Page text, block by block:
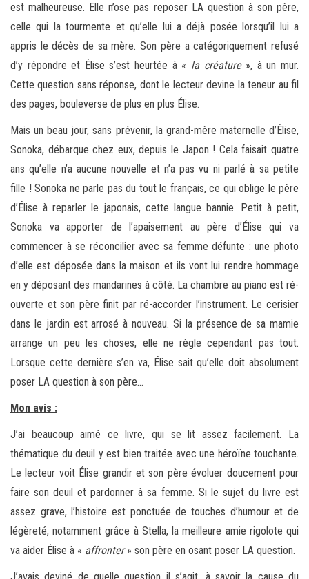
est malheureuse. Elle n’ose pas reposer LA question à son père,
celle qui la tourmente et qu’elle lui a déjà posée lorsqu’il lui a
appris le décès de sa mère. Son père a catégoriquement refusé
d’y répondre et Élise s’est heurtée à « la créature», à un mur.
Cette question sans réponse, dont le lecteur devine la teneur au fil
des pages, bouleverse de plus en plus Élise.
Mais un beau jour, sans prévenir, la grand-mère maternelle d’Élise,
Sonoka, débarque chez eux, depuis le Japon ! Cela faisait quatre
ans qu’elle n’a aucune nouvelle et n’a pas vu ni parlé à sa petite
fille ! Sonoka ne parle pas du tout le français, ce qui oblige le père
d’Élise à reparler le japonais, cette langue bannie. Petit à petit,
Sonoka va apporter de l’apaisement au père d’Élise qui va
commencer à se réconcilier avec sa femme défunte : une photo
d’elle est déposée dans la maison et ils vont lui rendre hommage
en y déposant des mandarines à côté. La chambre au piano est ré-
ouverte et son père finit par ré-accorder l’instrument. Le cerisier
dans le jardin est arrosé à nouveau. Si la présence de sa mamie
arrange un peu les choses, elle ne règle cependant pas tout.
Lorsque cette dernière s’en va, Élise sait qu’elle doit absolument
poser LA question à son père…
Mon avis :
J’ai beaucoup aimé ce livre, qui se lit assez facilement. La
thématique du deuil y est bien traitée avec une héroïne touchante.
Le lecteur voit Élise grandir et son père évoluer doucement pour
faire son deuil et pardonner à sa femme. Si le sujet du livre est
assez grave, l’histoire est ponctuée de touches d’humour et de
légèreté, notamment grâce à Stella, la meilleure amie rigolote qui
va aider Élise à « affronter» son père en osant poser LA question.